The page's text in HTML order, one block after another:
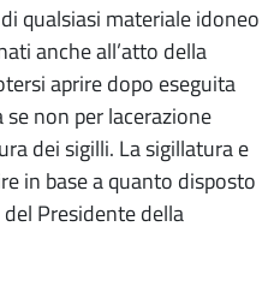
qualsiasi materiale idoneo
anche all’atto della
aprire dopo eseguita
non per lacerazione
dei sigilli. La sigillatura e
in base a quanto disposto
Presidente della